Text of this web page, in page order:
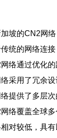
坡的CN2网
统的网络连接
络通过优化
采用了冗余
提供了多层
络覆盖全球多
对较低，具有